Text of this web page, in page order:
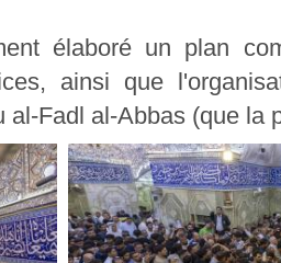
élaboré un plan
ainsi que
Fadl al-Abbas (que la